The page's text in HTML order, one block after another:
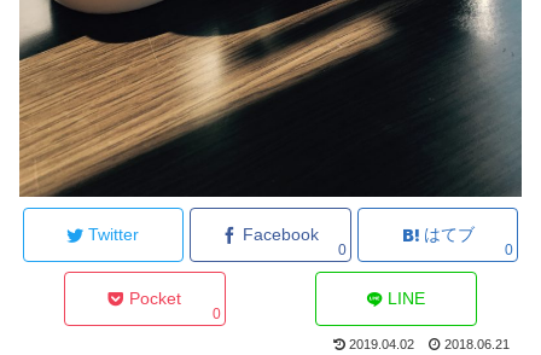
Twitter Facebook
0
はてブ
0
Pocket
0
LINE
2019.04.02 2018.06.21